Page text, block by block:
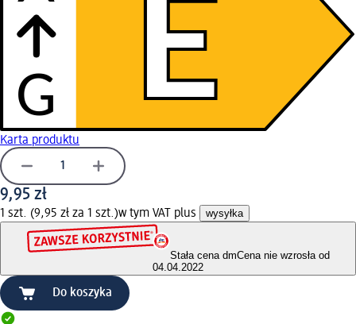
G
E
Karta produktu
9,95 zł
1 szt. (9,95 zł za 1 szt.)w tym VAT plus wysyłka
Stała cena dmCena nie wzrosła od
04.04.2022
Do koszyka